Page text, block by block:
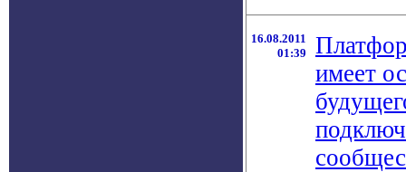
16.08.2011
01:39
имеет